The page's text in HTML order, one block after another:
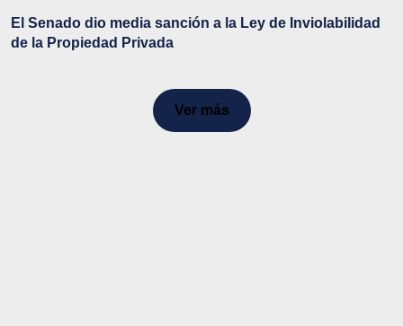
El Senado dio media sanción a la Ley de Inviolabilidad
de la Propiedad Privada
Ver más